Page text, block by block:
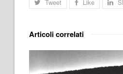
Tweet Like
Articoli correlati